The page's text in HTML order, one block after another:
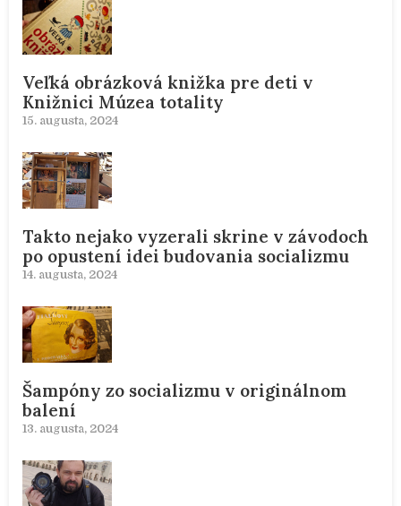
Veľká obrázková knižka pre deti v
Knižnici Múzea totality
15. augusta, 2024
Takto nejako vyzerali skrine v závodoch
po opustení idei budovania socializmu
14. augusta, 2024
Šampóny zo socializmu v originálnom
balení
13. augusta, 2024